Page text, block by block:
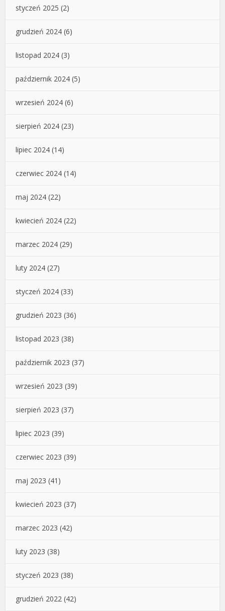
styczeń 2025 (2)
grudzień 2024 (6)
listopad 2024 (3)
październik 2024 (5)
wrzesień 2024 (6)
sierpień 2024 (23)
lipiec 2024 (14)
czerwiec 2024 (14)
maj 2024 (22)
kwiecień 2024 (22)
marzec 2024 (29)
luty 2024 (27)
styczeń 2024 (33)
grudzień 2023 (36)
listopad 2023 (38)
październik 2023 (37)
wrzesień 2023 (39)
sierpień 2023 (37)
lipiec 2023 (39)
czerwiec 2023 (39)
maj 2023 (41)
kwiecień 2023 (37)
marzec 2023 (42)
luty 2023 (38)
styczeń 2023 (38)
grudzień 2022 (42)